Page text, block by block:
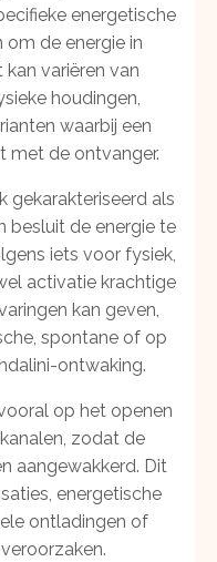
energetische
de energie in
variëren van
houdingen,
waarbij een
met de ontvanger.
gekarakteriseerd als
besluit de energie te
iets voor fysiek,
activatie krachtige
kan geven,
spontane of op
ontwaking.
op het openen
zodat de
aangewakkerd. Dit
energetische
ontladingen of